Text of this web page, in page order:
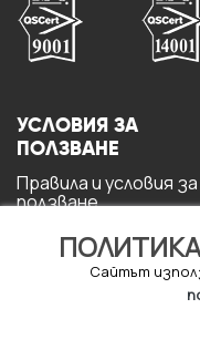
Сайтът
УСЛОВИЯ ЗА
ПОЛЗВАНЕ
Правила и условия за
ползване
поверителност
Политика за кукита